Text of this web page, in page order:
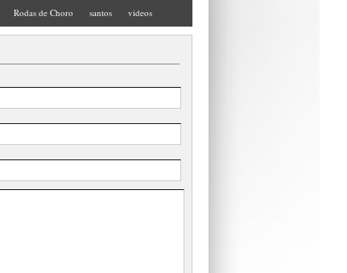
Rodas de Choro santos
videos